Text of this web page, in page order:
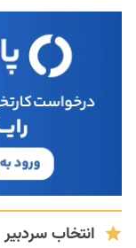
انتخاب سردبیر